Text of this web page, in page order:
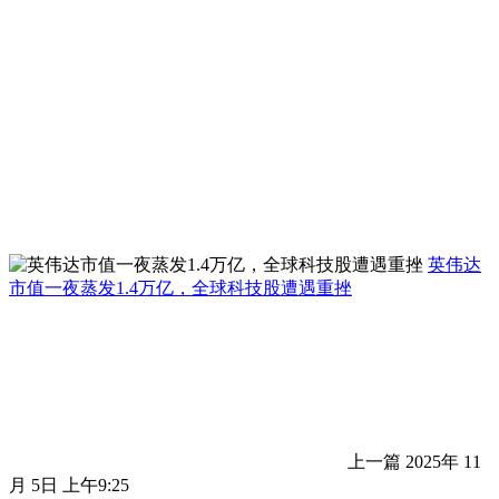
英伟达
市值一夜蒸发1.4万亿，全球科技股遭遇重挫
上一篇 2025年 11
月 5日 上午9:25